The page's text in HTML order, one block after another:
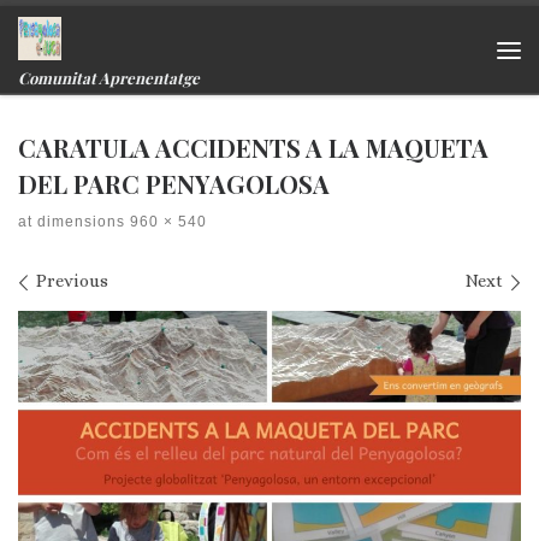
Skip to content
Comunitat Aprenentatge
CARATULA ACCIDENTS A LA MAQUETA
DEL PARC PENYAGOLOSA
at dimensions 960 × 540
Images navigation
Previous Next